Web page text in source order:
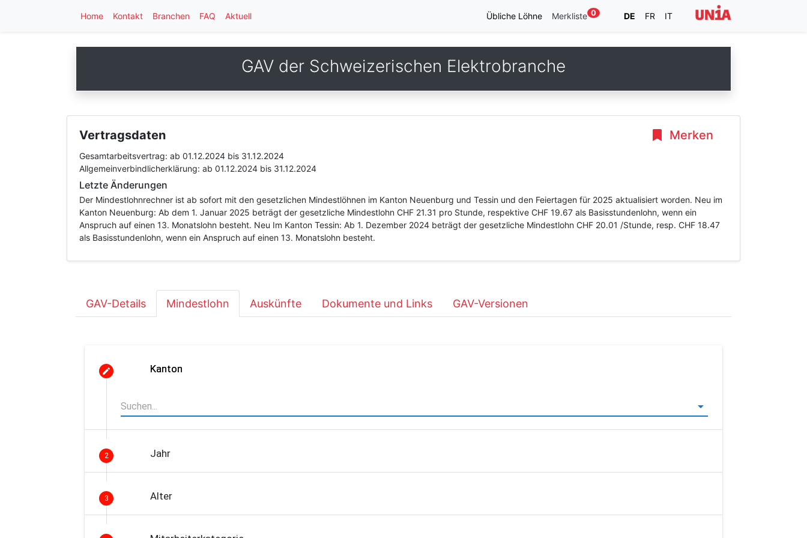
Home Kontakt Branchen FAQ Aktuell Übliche Löhne Merkliste 0 DE FR IT
GAV der Schweizerischen Elektrobranche
Merken
Vertragsdaten
Gesamtarbeitsvertrag: ab 01.12.2024 bis 31.12.2024
Allgemeinverbindlicherklärung: ab 01.12.2024 bis 31.12.2024
Letzte Änderungen
Der Mindestlohnrechner ist ab sofort mit den gesetzlichen Mindestlöhnen im Kanton Neuenburg und Tessin und den Feiertagen für 2025 aktualisiert worden. Neu im
Kanton Neuenburg: Ab dem 1. Januar 2025 beträgt der gesetzliche Mindestlohn CHF 21.31 pro Stunde, respektive CHF 19.67 als Basisstundenlohn, wenn ein
Anspruch auf einen 13. Monatslohn besteht. Neu Im Kanton Tessin: Ab 1. Dezember 2024 beträgt der gesetzliche Mindestlohn CHF 20.01 /Stunde, resp. CHF 18.47
als Basisstundenlohn, wenn ein Anspruch auf einen 13. Monatslohn besteht.
GAV-Details Mindestlohn Auskünfte Dokumente und Links GAV-Versionen
Kanton
2 Jahr
3 Alter